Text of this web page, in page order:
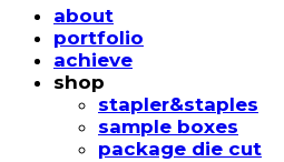
about
portfolio
achieve
shop
stapler&staples
sample boxes
package die cut